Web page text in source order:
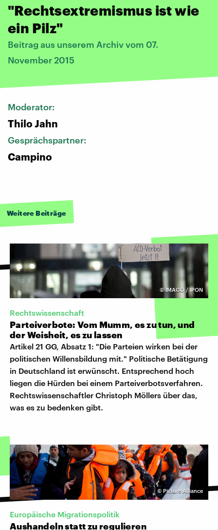
"Rechtsextremismus ist wie
ein Pilz"
Beitrag aus unserem Archiv vom 07.
November 2015
Moderator:
Thilo Jahn
Gesprächspartner:
Campino
Weitere Beiträge
©IMAGO / IPON
Rechtswissenschaft
Parteiverbote: Vom Mumm, es zu tun, und
der Weisheit, es zu lassen
Artikel 21 GG, Absatz 1: "Die Parteien wirken bei der
politischen Willensbildung mit." Politische Betätigung
in Deutschland ist erwünscht. Entsprechend hoch
liegen die Hürden bei einem Parteiverbotsverfahren.
Rechtswissenschaftler Christoph Möllers über das,
was es zu bedenken gibt.
© Picture Alliance
Europäische Migrationspolitik
Aushandeln statt zu regulieren